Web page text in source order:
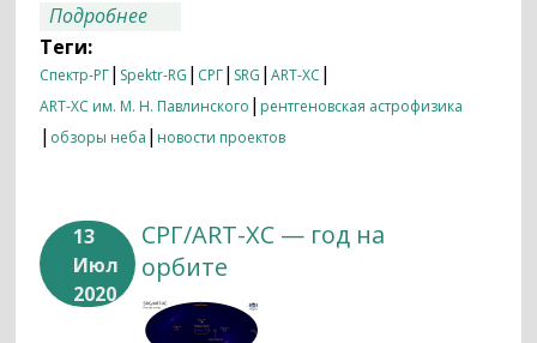
Подробнее
небо
Теги:
Спектр-РГ| Spektr-RG | СРГ| SRG |ART-XC |
ART-XC им. М. Н. Павлинского | рентгеновская астрофизика
| обзоры неба | новости проектов
13
Июл
2020
СРГ/ART-XC — год на
орбите